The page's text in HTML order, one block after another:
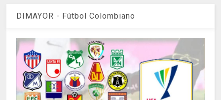
DIMAYOR - Fútbol Colombiano